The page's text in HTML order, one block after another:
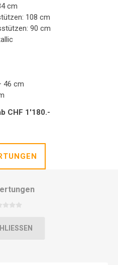
cm
108 cm
90 cm
46 cm
CHF 1'180.-